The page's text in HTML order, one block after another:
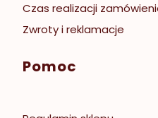
Czas realizacji
Zwroty i reklamacje
Pomoc